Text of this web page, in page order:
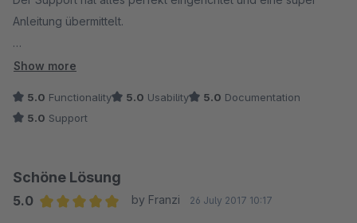
Mit freundlichem Gruß
Anleitung übermittelt.
Hoher Nutzen für Kunden durch einfache und zeitsparende
Show more
5.0 Functionality 5.0 Usability 5.0 Documentation
5.0 Support
Schöne Lösung
5.0
by Franzi 26 July 2017 10:17